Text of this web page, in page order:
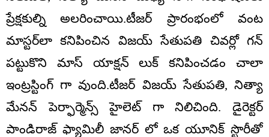
ప్రేక్షకుల్ని అలరించాయి.టీజర్‌ ప్రారంభంలో వంట
మాస్టర్‌లా కనిపించిన విజయ్ సేతుపతి చివర్లో గన్
పట్టుకొని మాస్‌ యాక్షన్‌ లుక్‌ కనిపించడం చాలా
ఇంట్రస్టింగ్ గా వుంది.టీజర్ విజయ్ సేతుపతి, నిత్యా
మేనన్‌ పెర్ఫార్మెన్స్ హైలెట్ గా నిలిచింది. డైరెక్టర్
పాండిరాజ్‌ ఫ్యామిలీ జానర్ లో ఒక యూనిక్ స్టొరీతో